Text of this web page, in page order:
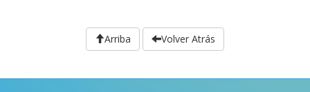
Arriba Volver Atrás